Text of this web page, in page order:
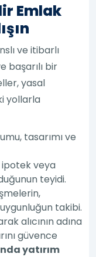
Emlak
ve itibarlı
başarılı bir
yasal
yollarla
tasarımı ve
ipotek veya
teyidi.
takibi.
alıcının adına
güvence
yatırım